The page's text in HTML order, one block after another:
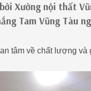
Xưởng nội thất
Tam Vũng Tàu
tâm về chất lượng và